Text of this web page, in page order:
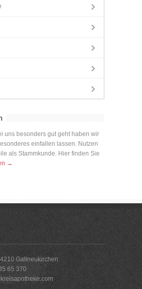
uns besonders gut geht haben wir
einfallen lassen. Nutzen
als Stammkunde. Hier finden Sie
→
Gallneukirchen
65 370